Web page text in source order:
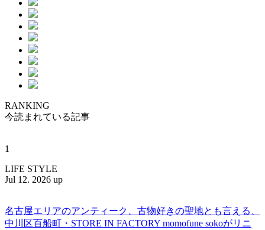
RANKING
今読まれている記事
1
LIFE STYLE
Jul 12. 2026 up
名古屋エリアのアンティーク、古物好きの聖地とも言える、
中川区百船町・STORE IN FACTORY momofune sokoがリニ